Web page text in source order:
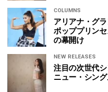
COLUMNS
アリアナ・グ
ポッププリン
の幕開け
NEW RELEASES
注目の次世代
ニュー・シン